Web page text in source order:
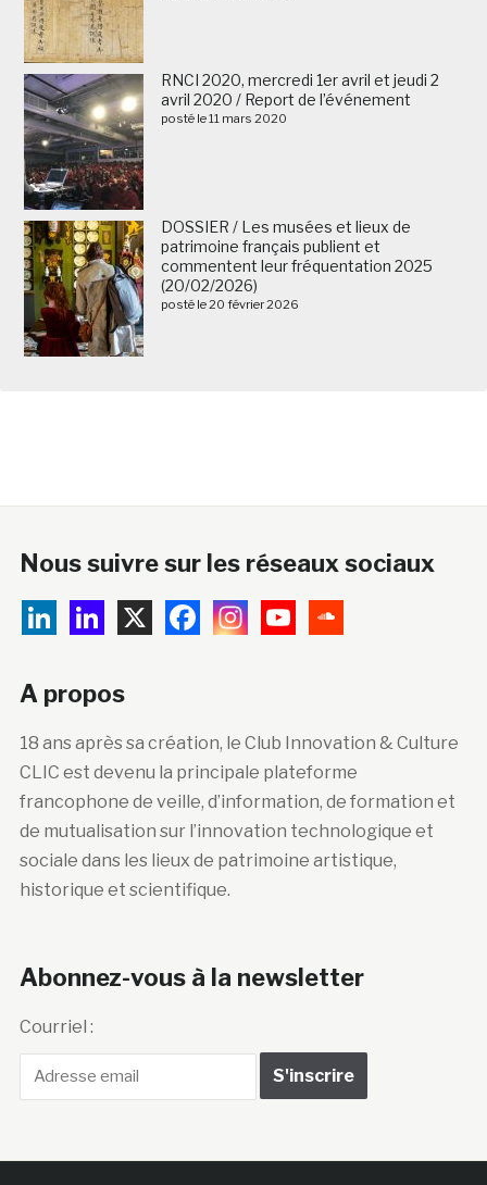
RNCI 2020, mercredi 1er avril et jeudi 2
avril 2020 / Report de l’événement
posté le 11 mars 2020
DOSSIER / Les musées et lieux de
patrimoine français publient et
commentent leur fréquentation 2025
(20/02/2026)
posté le 20 février 2026
Nous suivre sur les réseaux sociaux
A propos
18 ans après sa création, le Club Innovation & Culture
CLIC est devenu la principale plateforme
francophone de veille, d’information, de formation et
de mutualisation sur l’innovation technologique et
sociale dans les lieux de patrimoine artistique,
historique et scientifique.
Abonnez-vous à la newsletter
Courriel :